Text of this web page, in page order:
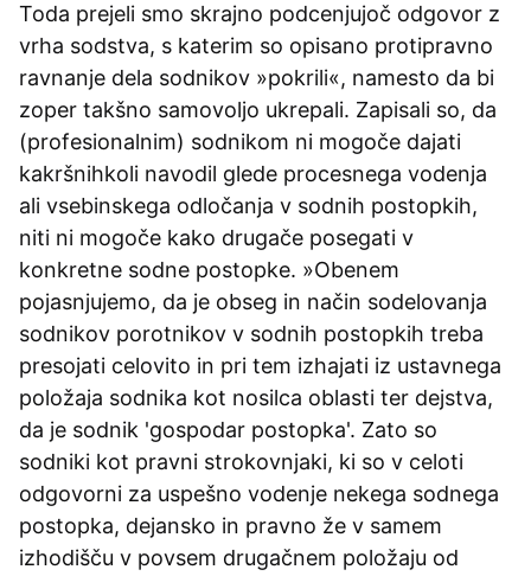
Toda prejeli smo skrajno podcenjujoč odgovor z
vrha sodstva, s katerim so opisano protipravno
ravnanje dela sodnikov »pokrili«, namesto da bi
zoper takšno samovoljo ukrepali. Zapisali so, da
(profesionalnim) sodnikom ni mogoče dajati
kakršnihkoli navodil glede procesnega vodenja
ali vsebinskega odločanja v sodnih postopkih,
niti ni mogoče kako drugače posegati v
konkretne sodne postopke. »Obenem
pojasnjujemo, da je obseg in način sodelovanja
sodnikov porotnikov v sodnih postopkih treba
presojati celovito in pri tem izhajati iz ustavnega
položaja sodnika kot nosilca oblasti ter dejstva,
da je sodnik 'gospodar postopka'. Zato so
sodniki kot pravni strokovnjaki, ki so v celoti
odgovorni za uspešno vodenje nekega sodnega
postopka, dejansko in pravno že v samem
izhodišču v povsem drugačnem položaju od